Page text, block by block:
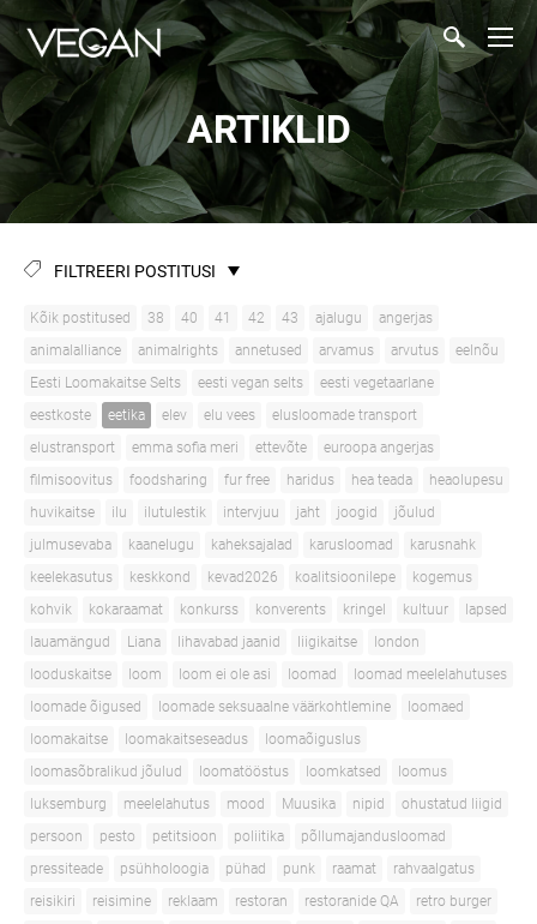
ARTIKLID
FILTREERI POSTITUSI
Kõik postitused 38 40 41 42 43 ajalugu
angerjas
animalalliance
animalrights annetused arvamus arvutus
eelnõu
Eesti Loomakaitse Selts
eesti vegan selts
eesti vegetaarlane
eestkoste
eetika elev elu vees
elusloomade transport
elustransport
emma sofia meri ettevõte
euroopa angerjas
filmisoovitus
foodsharing fur free haridus hea teada
heaolupesu
huvikaitse
ilu ilutulestik intervjuu jaht joogid
jõulud
julmusevaba
kaanelugu kaheksajalad karusloomad
karusnahk
keelekasutus
keskkond kevad2026 koalitsioonilepe
kogemus
kohvik
kokaraamat konkurss konverents kringel kultuur
lapsed
lauamängud
Liana lihavabad jaanid liigikaitse
london
looduskaitse
loom loom ei ole asi loomad
loomad meelelahutuses
loomade õigused
loomade seksuaalne väärkohtlemine
loomaed
loomakaitse
loomakaitseseadus
loomaõiguslus
loomasõbralikud jõulud
loomatööstus loomkatsed
loomus
luksemburg
meelelahutus mood Muusika nipid
ohustatud liigid
persoon
pesto petitsioon poliitika
põllumajandusloomad
pressiteade
psühholoogia pühad punk raamat
rahvaalgatus
reisikiri
reisimine reklaam restoran restoranide QA
retro burger